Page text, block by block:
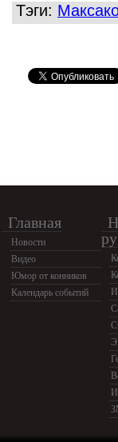
Тэги:
Главная
Новости
Видео
Юмор от конников
Календарь событий